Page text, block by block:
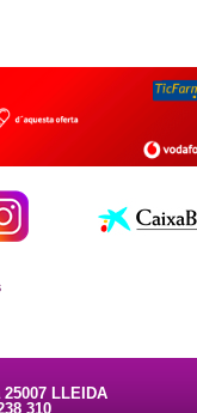
LLEIDA
310